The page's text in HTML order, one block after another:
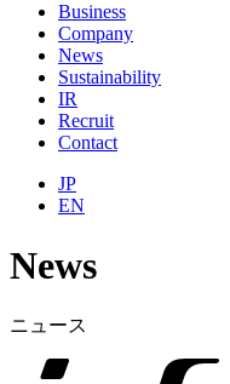
Business
Company
News
Sustainability
IR
Recruit
Contact
JP
EN
News
ニュース